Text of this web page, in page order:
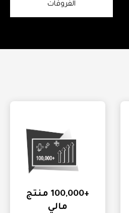
الفروقات
+100,000 منتج
مالي